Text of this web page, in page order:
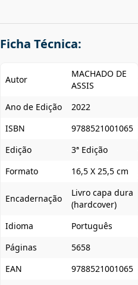
Ficha Técnica:
Autor
MACHADO DE
ASSIS
Ano de Edição
2022
ISBN
9788521001065
Edição
3ª Edição
Formato
16,5 X 25,5 cm
Encadernação
Livro capa dura
(hardcover)
Idioma
Português
Páginas
5658
EAN
9788521001065